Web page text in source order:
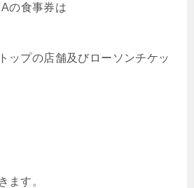
の食事券は
ップの店舗及びローソンチケッ
ます。